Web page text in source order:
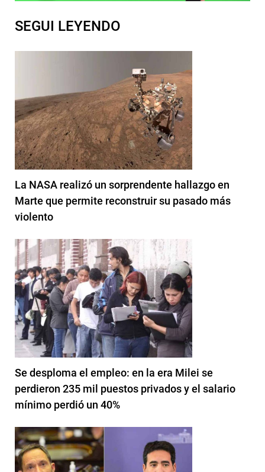
SEGUI LEYENDO
La NASA realizó un sorprendente hallazgo en
Marte que permite reconstruir su pasado más
violento
Se desploma el empleo: en la era Milei se
perdieron 235 mil puestos privados y el salario
mínimo perdió un 40%